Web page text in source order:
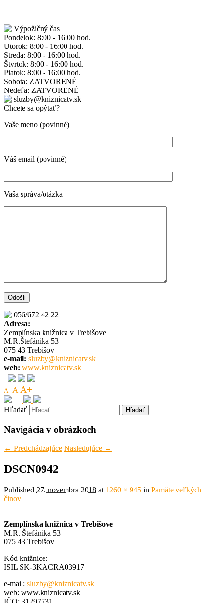
Výpožičný čas
Pondelok: 8:00 - 16:00 hod.
Utorok: 8:00 - 16:00 hod.
Streda: 8:00 - 16:00 hod.
Štvrtok: 8:00 - 16:00 hod.
Piatok: 8:00 - 16:00 hod.
Sobota: ZATVORENÉ
Nedeľa: ZATVORENÉ
sluzby@kniznicatv.sk
Chcete sa opýtať?
Vaše meno (povinné)
Váš email (povinné)
Vaša správa/otázka
056/672 42 22
Adresa:
Zemplínska knižnica v Trebišove
M.R.Štefánika 53
075 43 Trebišov
e-mail: sluzby@kniznicatv.sk
web: www.kniznicatv.sk
A- A A+
Hľadať
Navigácia v obrázkoch
← Predchádzajúce Nasledujúce →
DSCN0942
Published 27. novembra 2018 at 1260 × 945 in Pamäte veľkých
činov
Zemplínska knižnica v Trebišove
M.R. Štefánika 53
075 43 Trebišov
Kód knižnice:
ISIL SK-3KACRA03917
e-mail: sluzby@kniznicatv.sk
web: www.kniznicatv.sk